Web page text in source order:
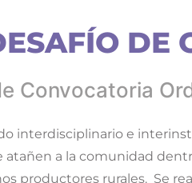
DE
Convocatoria
interdisciplinario e
atañen a la comunidad
productores rurales. Se